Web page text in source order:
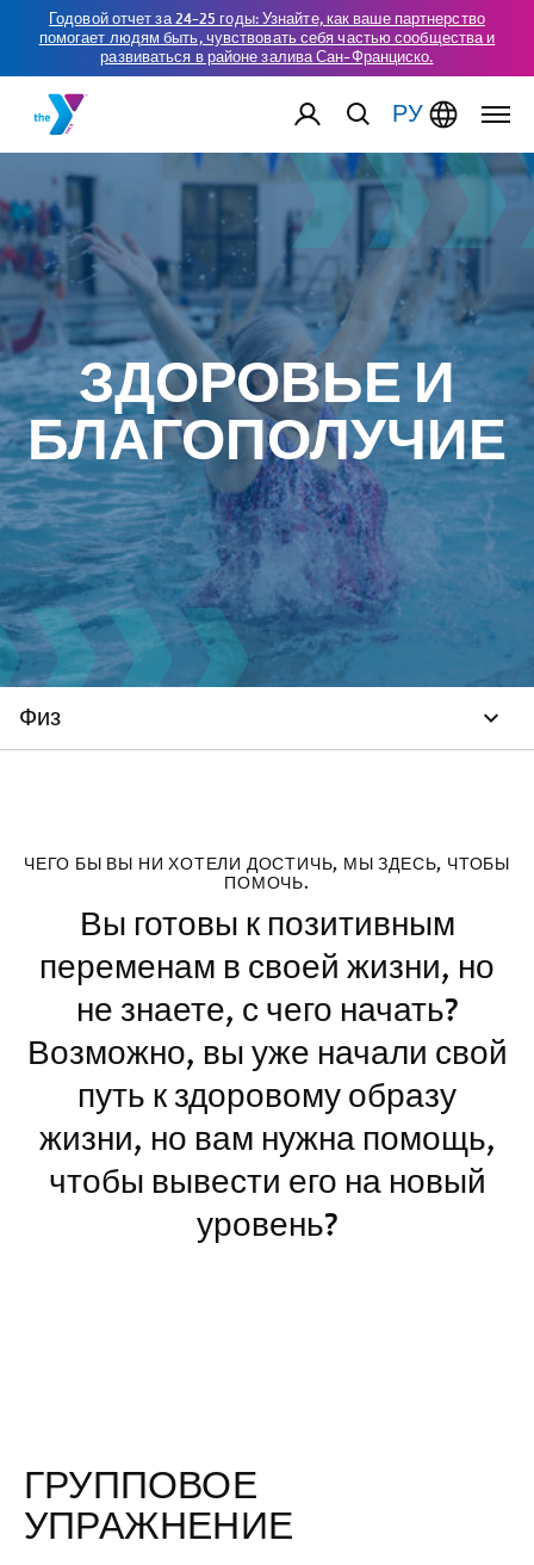
Годовой отчет за 24-25 годы: Узнайте, как ваше партнерство
помогает людям быть, чувствовать себя частью сообщества и
развиваться в районе залива Сан-Франциско.
РУ
ЗДОРОВЬЕ И
БЛАГОПОЛУЧИЕ
Физ
ЧЕГО БЫ ВЫ НИ ХОТЕЛИ ДОСТИЧЬ, МЫ ЗДЕСЬ, ЧТОБЫ
ПОМОЧЬ.
Вы готовы к позитивным
переменам в своей жизни, но
не знаете, с чего начать?
Возможно, вы уже начали свой
путь к здоровому образу
жизни, но вам нужна помощь,
чтобы вывести его на новый
уровень?
ГРУППОВОЕ
УПРАЖНЕНИЕ